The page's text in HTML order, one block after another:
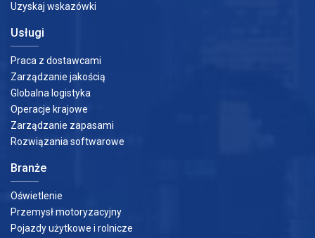
Uzyskaj wskazówki
Usługi
Praca z dostawcami
Zarządzanie jakością
Globalna logistyka
Operacje krajowe
Zarządzanie zapasami
Rozwiązania softwarowe
Branże
Oświetlenie
Przemysł motoryzacyjny
Pojazdy użytkowe i rolnicze